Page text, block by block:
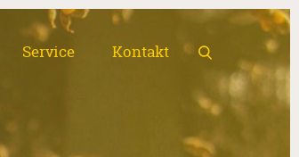
Service Kontakt